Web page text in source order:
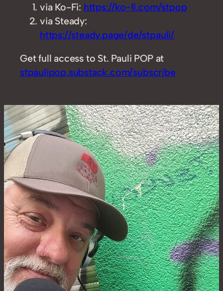
via Ko-Fi: https://ko-fi.com/stpop
via Steady:
https://steady.page/de/stpauli/
Get full access to St. Pauli POP at
stpaulipop.substack.com/subscribe